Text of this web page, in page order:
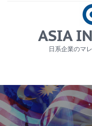
ニュース
労務サービス
プライバシーポリシー
ASIA
日系企業のマ